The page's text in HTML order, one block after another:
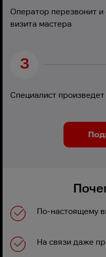
Оператор перезвонит
визита мастера
3
Специалист
По-настоящему
На связи даже